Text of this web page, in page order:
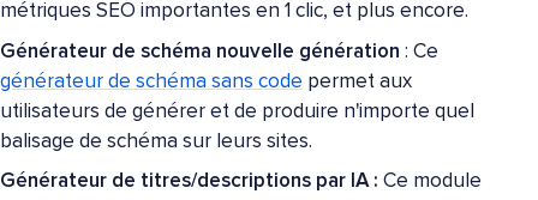
métriques SEO importantes en 1 clic, et plus encore.
Générateur de schéma nouvelle génération : Ce
générateur de schéma sans code permet aux
utilisateurs de générer et de produire n'importe quel
balisage de schéma sur leurs sites.
Générateur de titres/descriptions par IA : Ce module